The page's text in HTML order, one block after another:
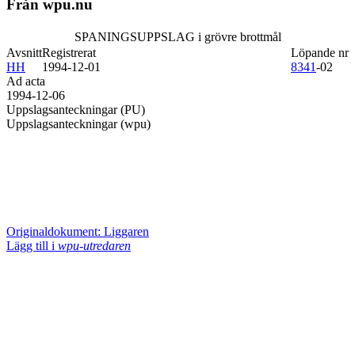
Från wpu.nu
SPANINGSUPPSLAG i grövre brottmål
Avsnitt
HH
Löpande nr
8341-02
Registrerat
1994-12-01
Ad acta
1994-12-06
Uppslagsanteckningar (PU)
Uppslagsanteckningar (wpu)
Originaldokument: Liggaren
Lägg till i wpu-utredaren